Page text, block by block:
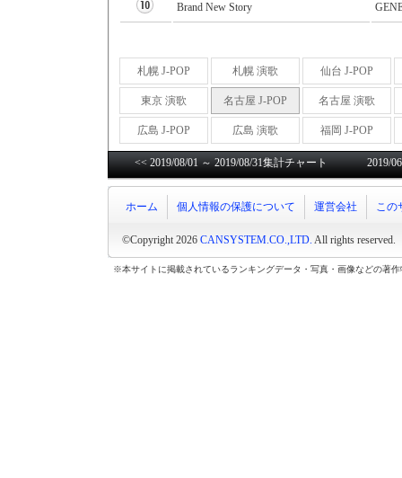
Brand New Story
札幌 J-POP 札幌 演歌 仙台 J-POP
東京 演歌 名古屋 J-POP 名古屋 演歌
広島 J-POP 広島 演歌 福岡 J-POP
<< 2019/08/01 ～ 2019/08/31集計チャート 2019/
ホーム 個人情報の保護について 運営会社 この
©Copyright 2026 CANSYSTEM.CO.,LTD. All rights reserved.
※本サイトに掲載されているランキングデータ・写真・画像などの著